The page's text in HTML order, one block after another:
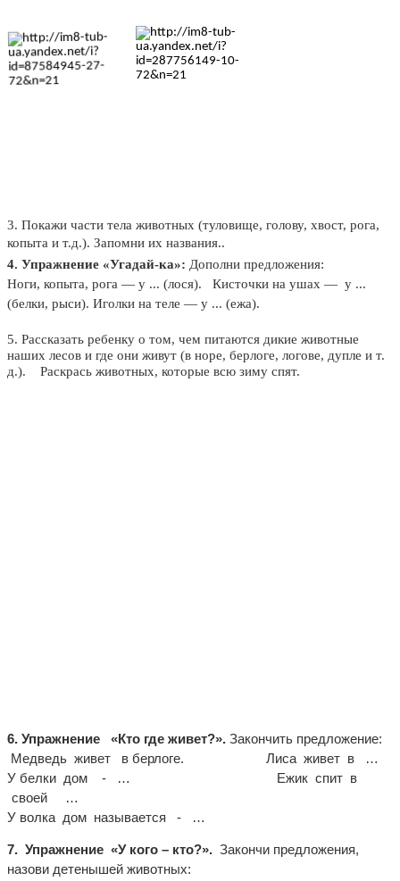
3. Покажи части тела животных (туловище, голову, хвост, рога,
копыта и т.д.). Запомни их названия..
4. Упражнение «Угадай-ка»: Дополни предложения:
Ноги, копыта, рога — у ... (лося). Кисточки на ушах — у ...
(белки, рыси). Иголки на теле — у ... (ежа).
5. Рассказать ребенку о том, чем питаются дикие животные
наших лесов и где они живут (в норе, берлоге, логове, дупле и т.
д.). Раскрась животных, которые всю зиму спят.
6. Упражнение «Кто где живет?». Закончить предложение:
Медведь живет в берлоге. Лиса живет в …
У белки дом - … Ежик спит в
своей …
У волка дом называется - …
7. Упражнение «У кого – кто?». Закончи предложения,
назови детенышей животных: